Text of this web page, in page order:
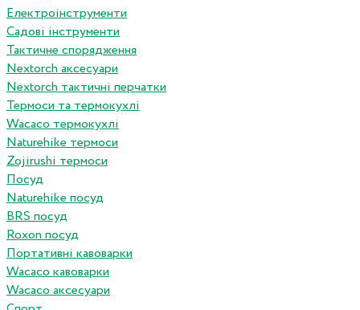
Електроінструменти
Садові інструменти
Тактичне спорядження
Nextorch аксесуари
Nextorch тактичні перчатки
Термоси та термокухлі
Wacaco термокухлі
Naturehike термоси
Zojirushi термоси
Посуд
Naturehike посуд
BRS посуд
Roxon посуд
Портативні кавоварки
Wacaco кавоварки
Wacaco аксесуари